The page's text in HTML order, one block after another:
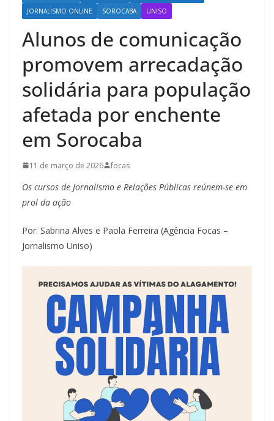
JORNALISMO ONLINE
SOROCABA UNISO
Alunos de comunicação
promovem arrecadação
solidária para população
afetada por enchente
em Sorocaba
11 de março de 2026 focas
Os cursos de Jornalismo e Relações Públicas reúnem-se em
prol da ação
Por: Sabrina Alves e Paola Ferreira (Agência Focas –
Jornalismo Uniso)